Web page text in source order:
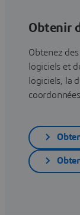
Obtenir
Obtenez
logiciels et
logiciels, la